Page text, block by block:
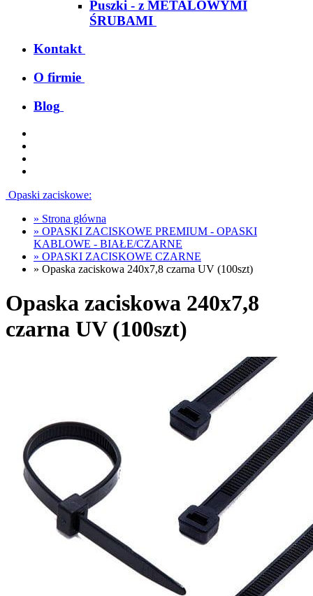
Puszki - z METALOWYMI
ŚRUBAMI
Kontakt
O firmie
Blog
Opaski zaciskowe:
» Strona główna
» OPASKI ZACISKOWE PREMIUM - OPASKI
KABLOWE - BIAŁE/CZARNE
» OPASKI ZACISKOWE CZARNE
» Opaska zaciskowa 240x7,8 czarna UV (100szt)
Opaska zaciskowa 240x7,8
czarna UV (100szt)